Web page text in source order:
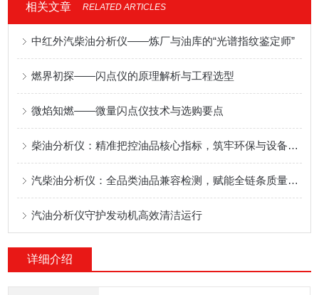
相关文章 RELATED ARTICLES
中红外汽柴油分析仪——炼厂与油库的“光谱指纹鉴定师”
燃界初探——闪点仪的原理解析与工程选型
微焰知燃——微量闪点仪技术与选购要点
柴油分析仪：精准把控油品核心指标，筑牢环保与设备安全防线
汽柴油分析仪：全品类油品兼容检测，赋能全链条质量高效管控
汽油分析仪守护发动机高效清洁运行
详细介绍